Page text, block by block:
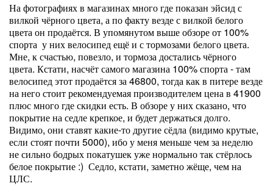
На фотографиях в магазинах много где показан эйсид с
вилкой чёрного цвета, а по факту везде с вилкой белого
цвета он продаётся. В упомянутом выше обзоре от 100%
спорта у них велосипед ещё и с тормозами белого цвета.
Мне, к счастью, повезло, и тормоза достались чёрного
цвета. Кстати, насчёт самого магазина 100% спорта - там
велосипед этот продаётся за 46800, тогда как в питере везде
на него стоит рекомендуемая производителем цена в 41900
плюс много где скидки есть. В обзоре у них сказано, что
покрытие на седле крепкое, и будет держаться долго.
Видимо, они ставят какие-то другие сёдла (видимо крутые,
если стоят почти 5000), ибо у меня меньше чем за неделю
не сильно бодрых покатушек уже нормально так стёрлось
белое покрытие :) Седло, кстати, заметно жёще, чем на
ЦЛС.